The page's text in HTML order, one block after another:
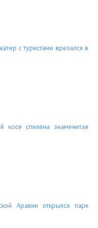
с туристами врезался в
косе спилена знаменитая
Аравии открылся парк